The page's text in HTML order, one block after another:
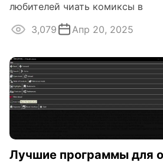
любителей чиать комиксы в
3,079
Апр 20, 2025
Лучшие программы для